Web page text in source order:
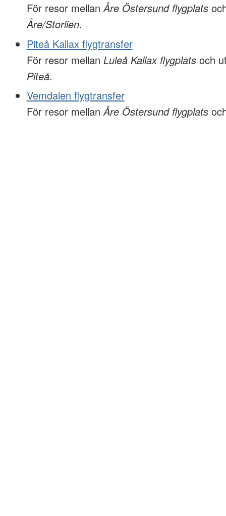
För resor mellanÅre Östersund flygplats
Åre/Storlien.
Piteå Kallax flygtransfer
För resor mellan Luleå Kallax flygplatsoch
Piteå.
Vemdalen flygtransfer
För resor mellanÅre Östersund flygplats